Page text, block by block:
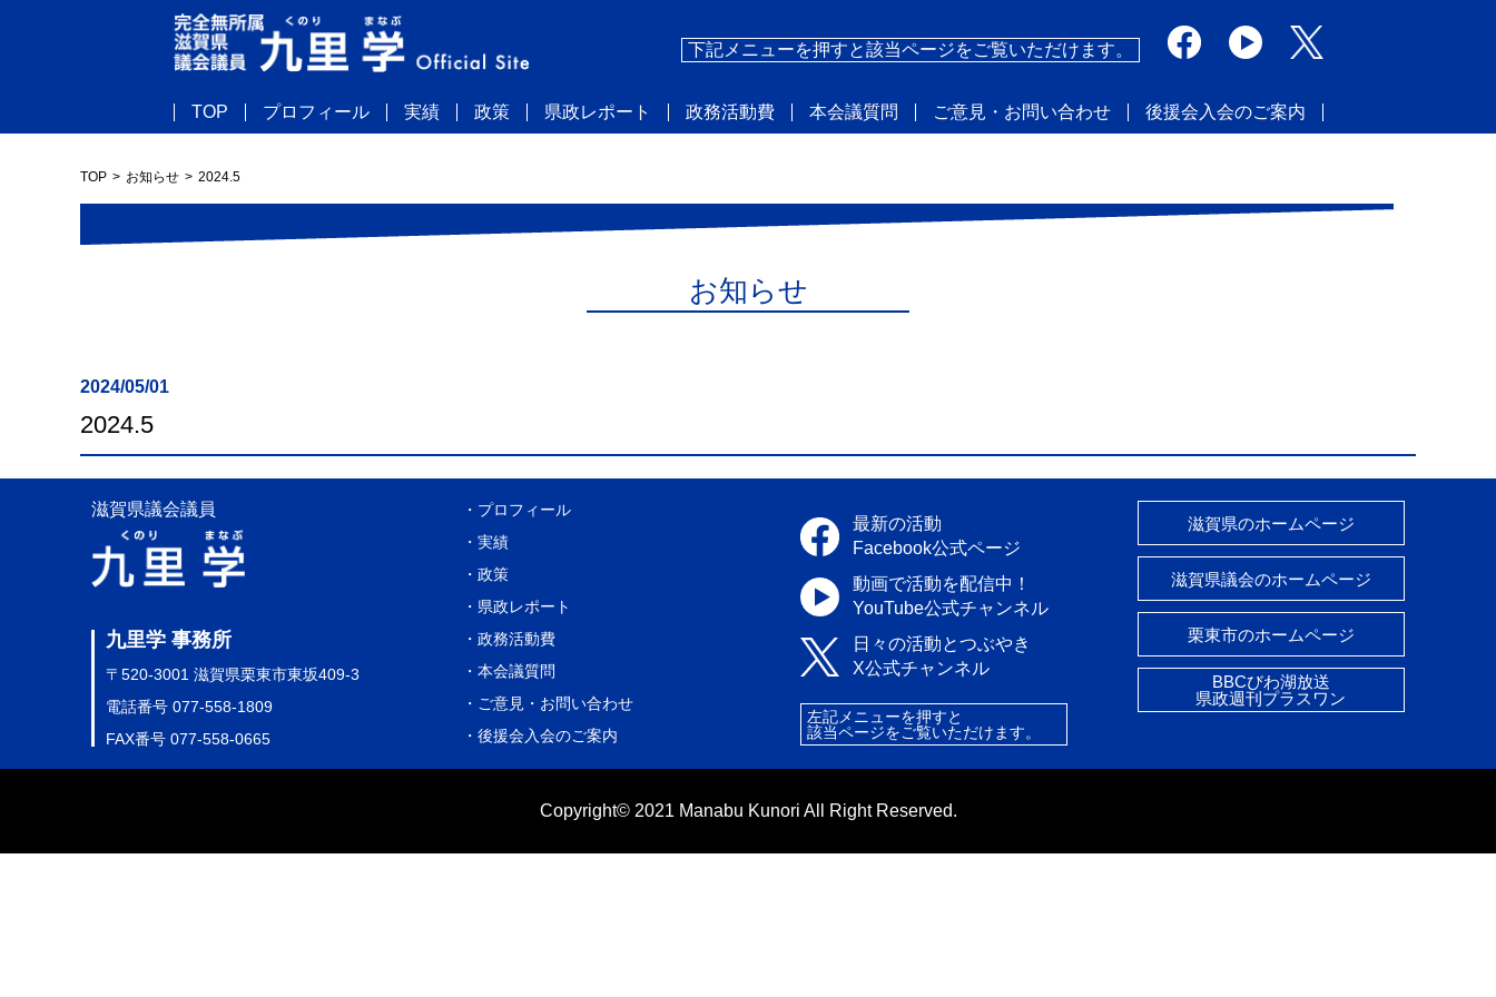
下記メニューを押すと該当ページをご覧いただけます。
TOP プロフィール 実績 政策 県政レポート 政務活動費 本会議質問 ご意見・お問い合わせ 後援会入会のご案内
TOP お知らせ 2024.5
お知らせ
2024/05/01
2024.5
滋賀県議会議員
九里学 事務所
〒520-3001 滋賀県栗東市東坂409-3
電話番号 077-558-1809
FAX番号 077-558-0665
・プロフィール
・実績
・政策
・県政レポート
・政務活動費
・本会議質問
・ご意見・お問い合わせ
・後援会入会のご案内
最新の活動
Facebook公式ページ
動画で活動を配信中！
YouTube公式チャンネル
日々の活動とつぶやき
X公式チャンネル
左記メニューを押すと
該当ページをご覧いただけます。
滋賀県のホームページ
滋賀県議会のホームページ
栗東市のホームページ
BBCびわ湖放送
県政週刊プラスワン
Copyright© 2021 Manabu Kunori All Right Reserved.